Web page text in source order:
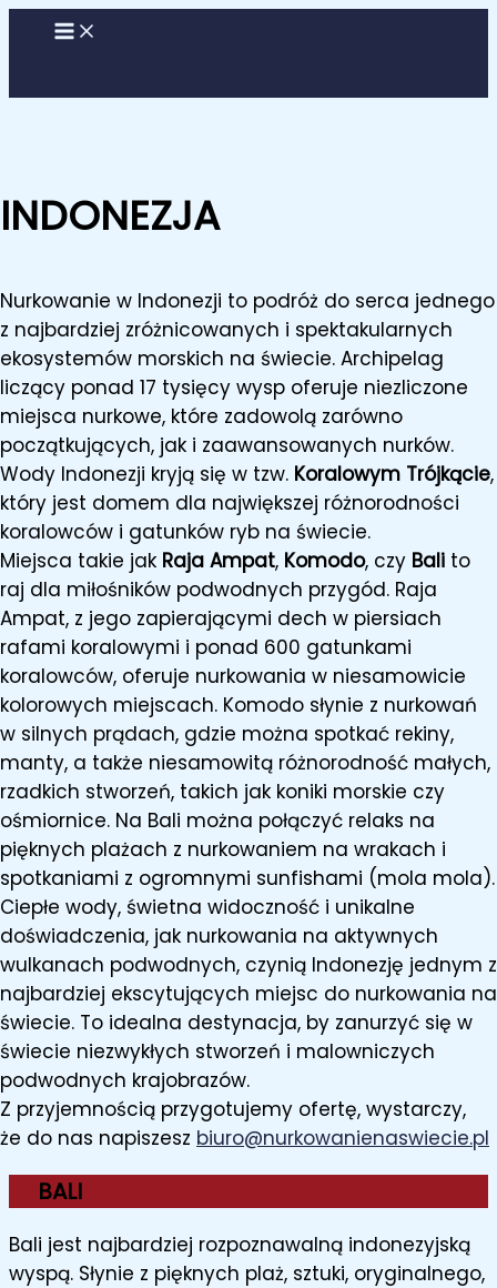
Przejdź
INDONEZJA
Nurkowanie w Indonezji to podróż do serca jednego
z najbardziej zróżnicowanych i spektakularnych
ekosystemów morskich na świecie. Archipelag
liczący ponad 17 tysięcy wysp oferuje niezliczone
miejsca nurkowe, które zadowolą zarówno
początkujących, jak i zaawansowanych nurków.
Wody Indonezji kryją się w tzw. Koralowym Trójkącie,
który jest domem dla największej różnorodności
koralowców i gatunków ryb na świecie.
Miejsca takie jak Raja Ampat, Komodo, czy Bali to
raj dla miłośników podwodnych przygód. Raja
Ampat, z jego zapierającymi dech w piersiach
rafami koralowymi i ponad 600 gatunkami
koralowców, oferuje nurkowania w niesamowicie
kolorowych miejscach. Komodo słynie z nurkowań
w silnych prądach, gdzie można spotkać rekiny,
manty, a także niesamowitą różnorodność małych,
rzadkich stworzeń, takich jak koniki morskie czy
ośmiornice. Na Bali można połączyć relaks na
pięknych plażach z nurkowaniem na wrakach i
spotkaniami z ogromnymi sunfishami (mola mola).
Ciepłe wody, świetna widoczność i unikalne
doświadczenia, jak nurkowania na aktywnych
wulkanach podwodnych, czynią Indonezję jednym z
najbardziej ekscytujących miejsc do nurkowania na
świecie. To idealna destynacja, by zanurzyć się w
świecie niezwykłych stworzeń i malowniczych
podwodnych krajobrazów.
Z przyjemnością przygotujemy ofertę, wystarczy,
że do nas napiszesz biuro@nurkowanienaswiecie.pl
BALI
Bali jest najbardziej rozpoznawalną indonezyjską
wyspą. Słynie z pięknych plaż, sztuki, oryginalnego,